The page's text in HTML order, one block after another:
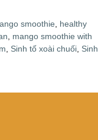
smoothie
healthy
mango smoothie with
Sinh tố xoài chuối, Sinh